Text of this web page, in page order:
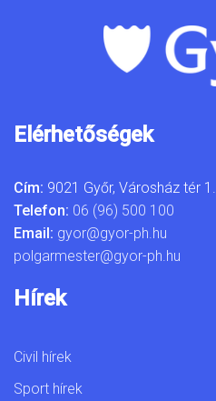
Elérhetőségek
Cím: 9021 Győr, Városház tér 1.
Telefon: 06 (96) 500 100
Email: gyor@gyor-ph.hu
polgarmester@gyor-ph.hu
Hírek
Civil hírek
Sport hírek